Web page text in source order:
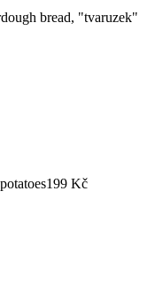
bread, "tvaruzek"
199 Kč